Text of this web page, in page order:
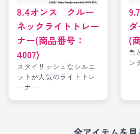
8.4オンス クルー
ネックライトトレー
ナー(商品番号：
4007)
スタイリッシュなシルエ
ットが人気のライトトレ
ーナー
(
色
ン